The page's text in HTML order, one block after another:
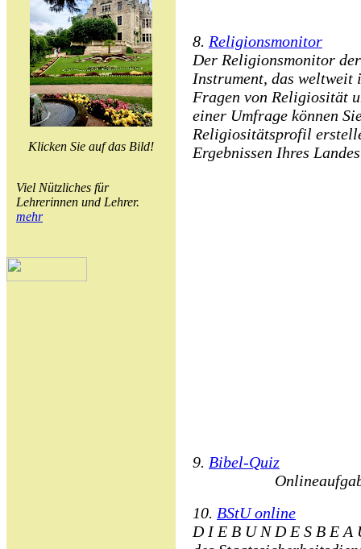
Klicken Sie auf das Bild!
Viel Nützliches für
Lehrerinnen und Lehrer.
mehr
8. Religionsmonitor
Der Religionsmonitor
Instrument, das weltweit
Fragen von Religiosität
einer Umfrage können
Religiositätsprofil
Ergebnissen Ihres
9. Bibel-Quiz
10. BStU online
D I E B U N D E S B E